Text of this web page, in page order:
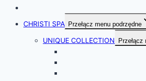
CHRISTI SPA Przełącz menu podrzędne
UNIQUE COLLECTION